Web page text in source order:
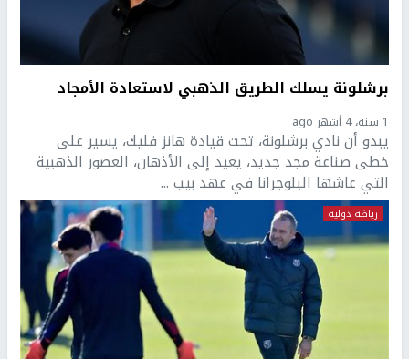
برشلونة يسلك الطريق الذهبي لاستعادة الأمجاد
1 سنة، 4 أشهر ago
يبدو أن نادي برشلونة، تحت قيادة هانز فليك، يسير على
خطى صناعة مجد جديد، يعيد إلى الأذهان، العصور الذهبية
التي عاشها البلوجرانا في عهد بيب ...
رياضة دولية